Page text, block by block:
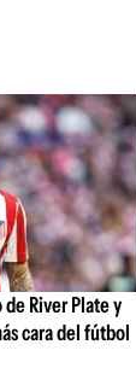
River Plate y
cara del fútbol